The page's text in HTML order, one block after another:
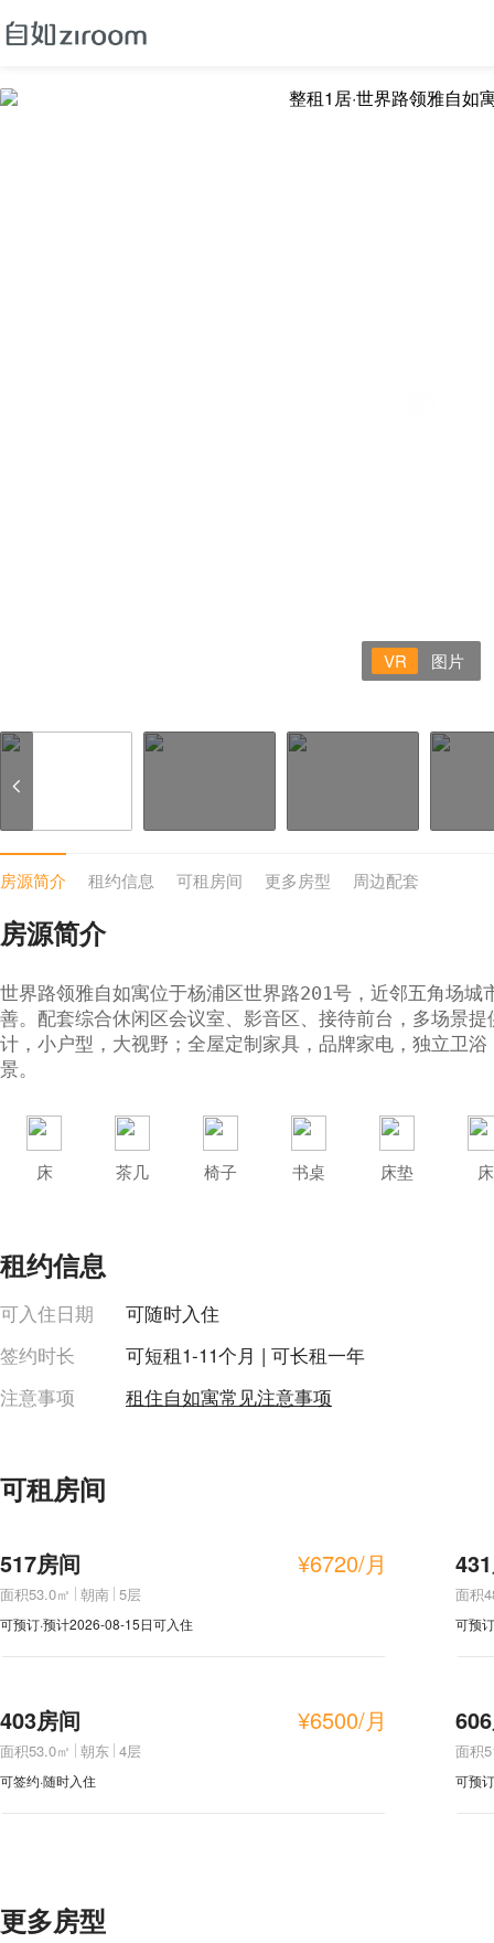
VR 图片
房源简介 租约信息 可租房间 更多房型 周边配套
房源简介
世界路领雅自如寓位于杨浦区世界路201号，近邻五角场
善。配套综合休闲区会议室、影音区、接待前台，多场景
计，小户型，大视野；全屋定制家具，品牌家电，独立卫
景。
床 茶几 椅子 书桌 床垫 床
洗衣机
租约信息
可入住日期
可随时入住
签约时长
可短租1-11个月 | 可长租一年
注意事项
租住自如寓常见注意事项
可租房间
517房间 ¥6720/月
面积53.0㎡ 朝南 5层
可预订·预计2026-08-15日可入住
面积
可预
403房间 ¥6500/月
面积53.0㎡ 朝东 4层
可签约·随时入住
面积
可预
更多房型